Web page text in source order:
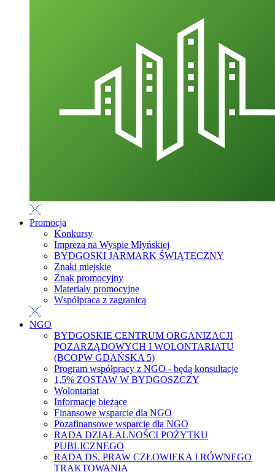
Promocja
Konkursy
Impreza na Wyspie Młyńskiej
BYDGOSKI JARMARK ŚWIĄTECZNY
Znaki miejskie
Znak promocyjny
Materiały promocyjne
Współpraca z zagranicą
NGO
BYDGOSKIE CENTRUM ORGANIZACJI
POZARZĄDOWYCH I WOLONTARIATU
(BCOPW GDAŃSKA 5)
Program współpracy z NGO - będą konsultacje
1,5% ZOSTAW W BYDGOSZCZY
Wolontariat
Informacje bieżące
Finansowe wsparcie dla NGO
Pozafinansowe wsparcie dla NGO
RADA DZIAŁALNOŚCI POŻYTKU
PUBLICZNEGO
RADA DS. PRAW CZŁOWIEKA I RÓWNEGO
TRAKTOWANIA